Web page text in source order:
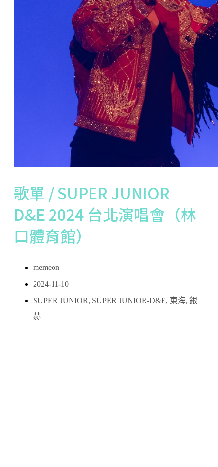
歌單 / SUPER JUNIOR
D&E 2024 台北演唱會（林
口體育館）
memeon
2024-11-10
SUPER JUNIOR, SUPER JUNIOR-D&E, 東海, 銀
赫